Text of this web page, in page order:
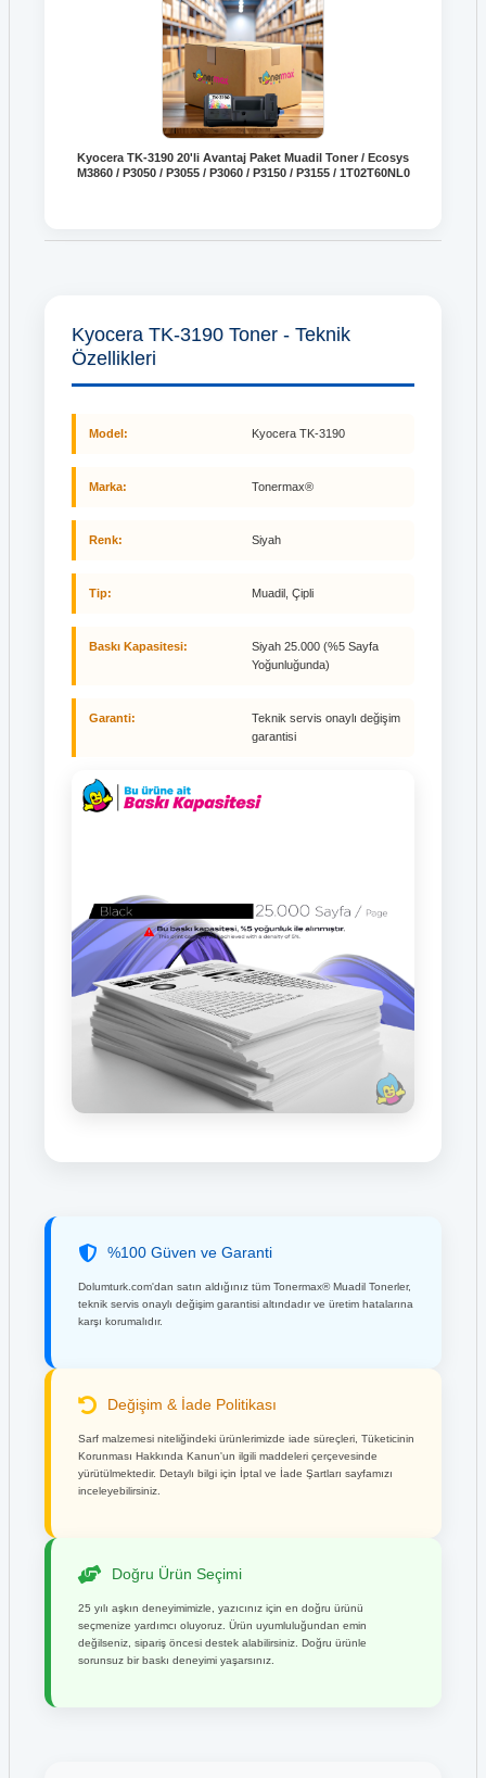
Kyocera TK-3190 20'li Avantaj Paket Muadil Toner / Ecosys
M3860 / P3050 / P3055 / P3060 / P3150 / P3155 / 1T02T60NL0
Kyocera TK-3190 Toner - Teknik
Özellikleri
Model: Kyocera TK-3190
Marka: Tonermax®
Renk: Siyah
Tip: Muadil, Çipli
Baskı Kapasitesi:
Siyah 25.000 (%5 Sayfa
Yoğunluğunda)
Garanti:
Teknik servis onaylı değişim
garantisi
%100 Güven ve Garanti
Dolumturk.com'dan satın aldığınız tüm Tonermax® Muadil Tonerler,
teknik servis onaylı değişim garantisi altındadır ve üretim hatalarına
karşı korumalıdır.
Değişim & İade Politikası
Sarf malzemesi niteliğindeki ürünlerimizde iade süreçleri, Tüketicinin
Korunması Hakkında Kanun'un ilgili maddeleri çerçevesinde
yürütülmektedir. Detaylı bilgi için İptal ve İade Şartları sayfamızı
inceleyebilirsiniz.
Doğru Ürün Seçimi
25 yılı aşkın deneyimimizle, yazıcınız için en doğru ürünü
seçmenize yardımcı oluyoruz. Ürün uyumluluğundan emin
değilseniz, sipariş öncesi destek alabilirsiniz. Doğru ürünle
sorunsuz bir baskı deneyimi yaşarsınız.